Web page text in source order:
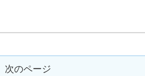
次のページ